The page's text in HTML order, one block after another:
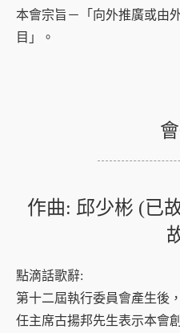
本會宗旨－「向外推廣或由
目」。
作曲: 邱少彬 (已
點滴話歌辭:
第十二屆執行委員會產生後
任主席古揚邦先生表示本會